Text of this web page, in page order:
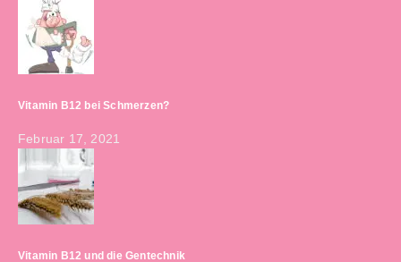
Vitamin B12 bei Schmerzen?
Februar 17, 2021
Vitamin B12 und die Gentechnik